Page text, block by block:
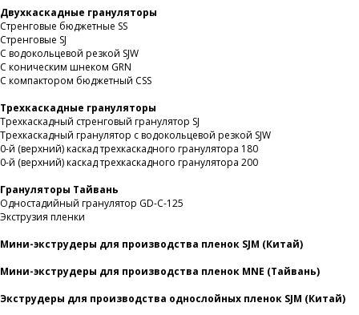
Двухкаскадные грануляторы
Стренговые бюджетные SS
Стренговые SJ
С водокольцевой резкой SJW
С коническим шнеком GRN
С компактором бюджетный CSS
Трехкаскадные грануляторы
Трехкаскадный стренговый гранулятор SJ
Трехкаскадный гранулятор с водокольцевой резкой SJW
0-й (верхний) каскад трехкаскадного гранулятора 180
0-й (верхний) каскад трехкаскадного гранулятора 200
Грануляторы Тайвань
Одностадийный гранулятор GD-C-125
Экструзия пленки
Мини-экструдеры для производства пленок SJM (Китай)
Мини-экструдеры для производства пленок MNE (Тайвань)
Экструдеры для производства однослойных пленок SJM (Китай)